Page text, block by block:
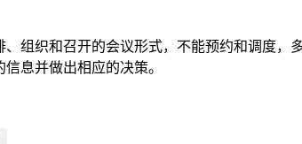
组织和召开的会议形式，不能预约和调度，
息并做出相应的决策。